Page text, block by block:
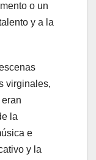
o un
y a la
virginales,
la
e
y la